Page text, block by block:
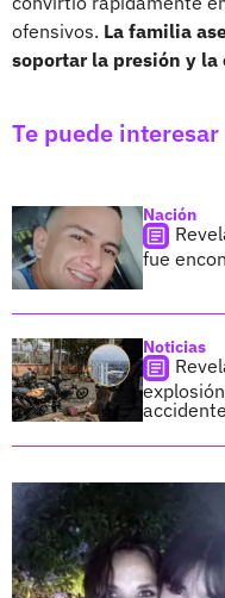
ofensivos. La familia
soportar la presión y
Te puede interesar
Nación
fue
Noticias
accidente